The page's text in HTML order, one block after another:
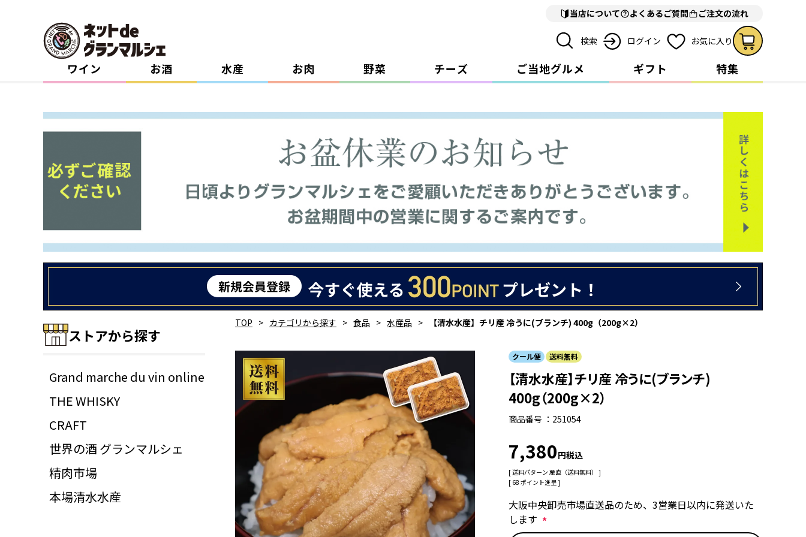
当店について よくあるご質問 ご注文の流れ
検索 ログイン お気に入り
ワイン お酒 水産 お肉 野菜 チーズ ご当地グルメ ギフト 特集
ストアから探す
Grand marche du vin online
THE WHISKY
CRAFT
世界の酒 グランマルシェ
精肉市場
本場清水水産
TOP カテゴリから探す 食品 水産品 【清水水産】チリ産 冷うに(ブランチ) 400g（200g×2）
クール便 送料無料
【清水水産】チリ産 冷うに(ブランチ)
400g（200g×2）
商品番号 251054
7,380 税込
送料パターン 産直（送料無料）
[ 68 ポイント進呈 ]
大阪中央卸売市場直送品のため、3営業日以内に発送いた
します